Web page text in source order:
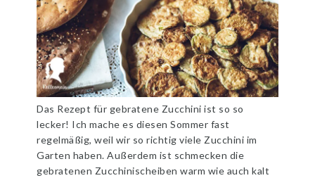
Das Rezept für gebratene Zucchini ist so so
lecker! Ich mache es diesen Sommer fast
regelmäßig, weil wir so richtig viele Zucchini im
Garten haben. Außerdem ist schmecken die
gebratenen Zucchinischeiben warm wie auch kalt